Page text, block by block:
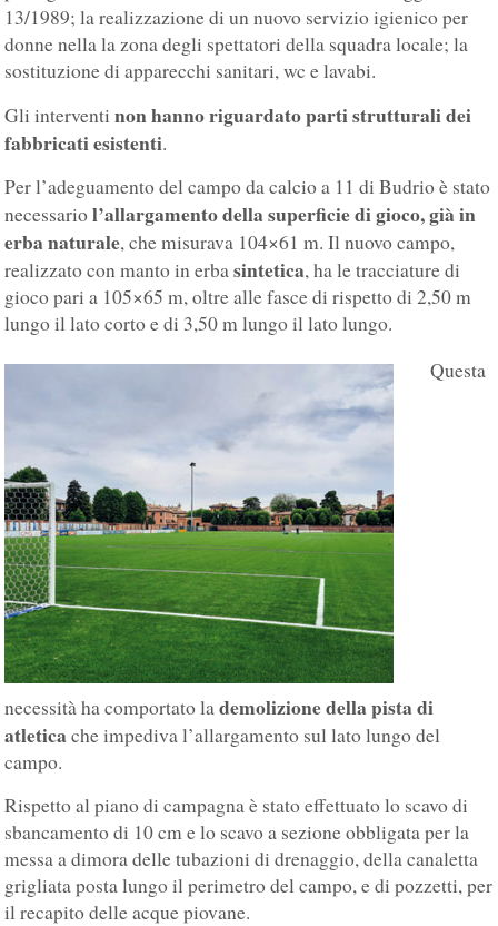
13/1989; la realizzazione di un nuovo servizio igienico per
donne nella la zona degli spettatori della squadra locale; la
sostituzione di apparecchi sanitari, wc e lavabi.
Gli interventinon hanno riguardato parti strutturali dei
fabbricati esistenti.
Per l’adeguamento del campo da calcio a 11 di Budrio è stato
necessariol’allargamento della superficie di gioco, già in
erba naturale, che misurava 104×61 m. Il nuovo campo,
realizzato con manto in erbasintetica, ha le tracciature di
gioco pari a 105×65 m, oltre alle fasce di rispetto di 2,50 m
lungo il lato corto e di 3,50 m lungo il lato lungo.
Questa
necessità ha comportato lademolizione della pista di
atleticache impediva l’allargamento sul lato lungo del
campo.
Rispetto al piano di campagna è stato effettuato lo scavo di
sbancamento di 10 cm e lo scavo a sezione obbligata per la
messa a dimora delle tubazioni di drenaggio, della canaletta
grigliata posta lungo il perimetro del campo, e di pozzetti, per
il recapito delle acque piovane.